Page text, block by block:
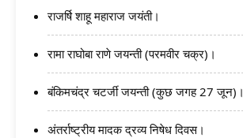
राजर्षि शाहू महाराज जयंती।
रामा राघोबा राणे जयन्ती (परमवीर चक्र)।
बंकिमचंद्र चटर्जी जयन्ती (कुछ जगह 27 जून)।
अंतर्राष्ट्रीय मादक द्रव्य निषेध दिवस।